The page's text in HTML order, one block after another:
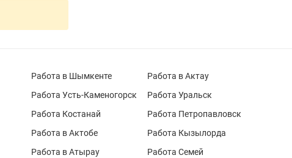
Работа в Шымкенте
Работа Усть-Каменогорск
Работа Костанай
Работа в Актобе
Работа в Атырау
Работа в Актау
Работа Уральск
Работа Петропавловск
Работа Кызылорда
Работа Семей